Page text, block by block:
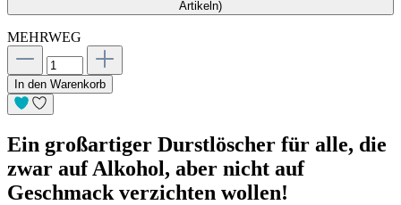
Artikeln)
MEHRWEG
In den Warenkorb
Ein großartiger Durstlöscher für alle, die
zwar auf Alkohol, aber nicht auf
Geschmack verzichten wollen!